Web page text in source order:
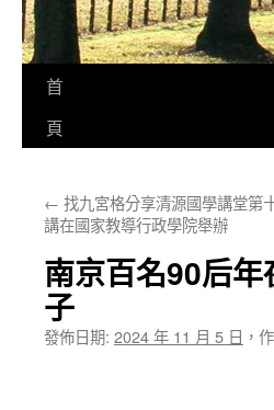
首
頁
← 找九宮格分享清源國學講堂第
講在國家教導行政學院舉辦
南京百名90后
子
發佈日期: 2024 年 11 月 5 日 ，